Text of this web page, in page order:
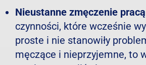
Nieustanne zmęczenie pracą
czynności, które wcześnie
proste i nie stanowiły
męczące i nieprzyjemne, to